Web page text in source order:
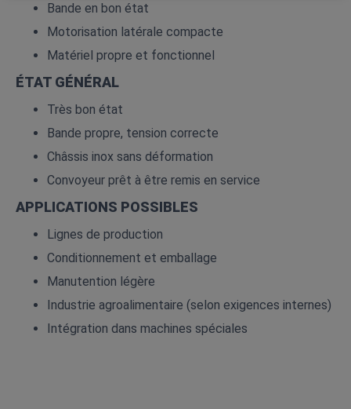
Bande en bon état
Motorisation latérale compacte
Matériel propre et fonctionnel
ÉTAT GÉNÉRAL
Très bon état
Bande propre, tension correcte
Châssis inox sans déformation
Convoyeur prêt à être remis en service
APPLICATIONS POSSIBLES
Lignes de production
Conditionnement et emballage
Manutention légère
Industrie agroalimentaire (selon exigences internes)
Intégration dans machines spéciales